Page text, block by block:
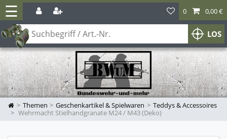
☰
LOS
0 0,00 €
Themen Geschenkartikel & Spielwaren
Teddys & Accessoires
Wehrmacht Stielhandgranate M24 / M43 (Deko)